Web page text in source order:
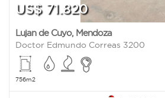
US$ 71.820
Lujan de Cuyo, Mendoza
Doctor Edmundo Correas 3200
756m2